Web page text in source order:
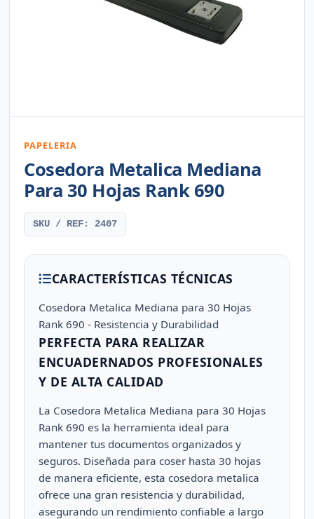
PAPELERIA
Cosedora Metalica Mediana
Para 30 Hojas Rank 690
SKU / REF: 2407
CARACTERÍSTICAS TÉCNICAS
Cosedora Metalica Mediana para 30 Hojas
Rank 690 - Resistencia y Durabilidad
PERFECTA PARA REALIZAR
ENCUADERNADOS PROFESIONALES
Y DE ALTA CALIDAD
La Cosedora Metalica Mediana para 30 Hojas
Rank 690 es la herramienta ideal para
mantener tus documentos organizados y
seguros. Diseñada para coser hasta 30 hojas
de manera eficiente, esta cosedora metalica
ofrece una gran resistencia y durabilidad,
asegurando un rendimiento confiable a largo